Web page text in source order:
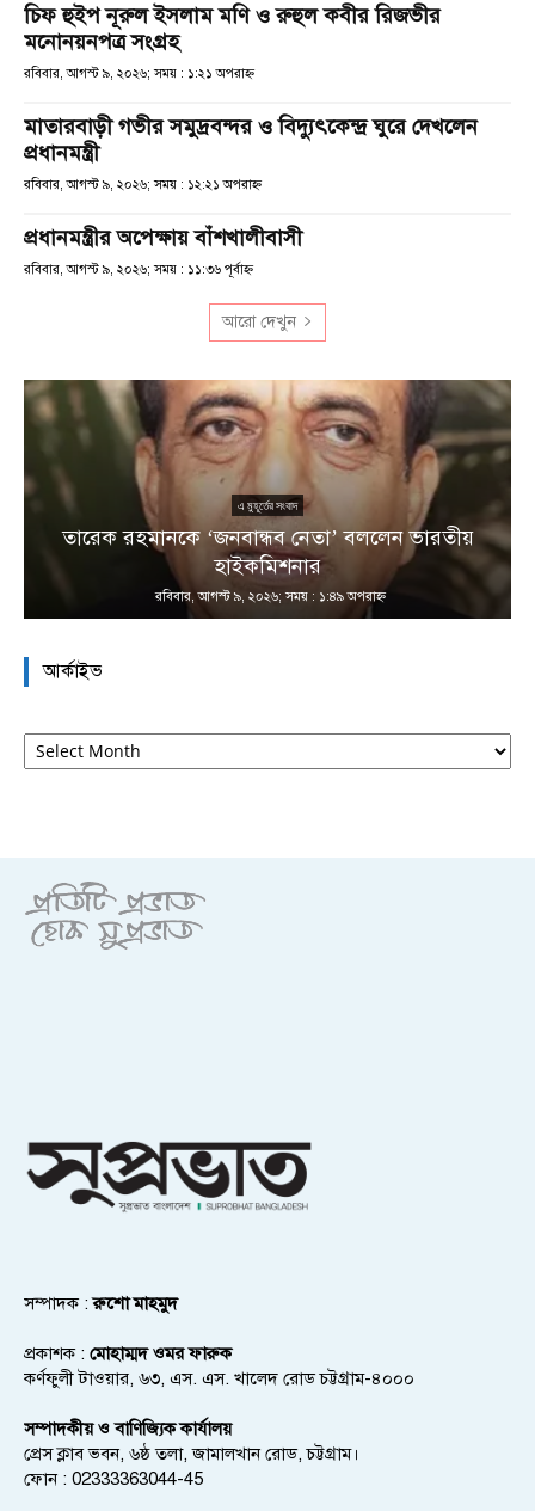
চিফ হুইপ নূরুল ইসলাম মণি ও রুহুল কবীর রিজভীর
মনোনয়নপত্র সংগ্রহ
রবিবার, আগস্ট ৯, ২০২৬; সময় : ১:২১ অপরাহ্ণ
মাতারবাড়ী গভীর সমুদ্রবন্দর ও বিদ্যুৎকেন্দ্র ঘুরে দেখলেন
প্রধানমন্ত্রী
রবিবার, আগস্ট ৯, ২০২৬; সময় : ১২:২১ অপরাহ্ণ
প্রধানমন্ত্রীর অপেক্ষায় বাঁশখালীবাসী
রবিবার, আগস্ট ৯, ২০২৬; সময় : ১১:৩৬ পূর্বাহ্ণ
আরো দেখুন
এ মুহূর্তের সংবাদ
তারেক রহমানকে ‘জনবান্ধব নেতা’ বললেন ভারতীয়
হাইকমিশনার
রবিবার, আগস্ট ৯, ২০২৬; সময় : ১:৪৯ অপরাহ্ণ
আর্কাইভ
আর্কাইভ
সম্পাদক :রুশো মাহমুদ
প্রকাশক : মোহাম্মদ ওমর ফারুক
কর্ণফুলী টাওয়ার, ৬৩, এস. এস. খালেদ রোড চট্টগ্রাম-৪০০০
সম্পাদকীয় ও বাণিজ্যিক কার্যালয়
প্রেস ক্লাব ভবন, ৬ষ্ঠ তলা, জামালখান রোড, চট্টগ্রাম।
ফোন : 02333363044-45